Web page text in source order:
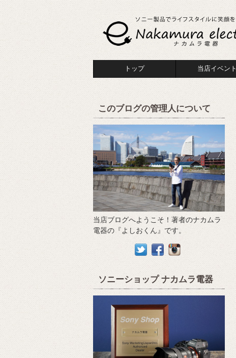
トップ 当店イベント
このブログの管理人について
当店ブログへようこそ！著者のナカムラ
電器の『よしおくん』です。
ソニーショップ ナカムラ電器